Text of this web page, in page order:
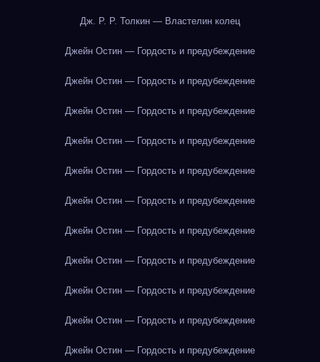
Дж. Р. Р. Толкин — Властелин колец
Джейн Остин — Гордость и предубеждение
Джейн Остин — Гордость и предубеждение
Джейн Остин — Гордость и предубеждение
Джейн Остин — Гордость и предубеждение
Джейн Остин — Гордость и предубеждение
Джейн Остин — Гордость и предубеждение
Джейн Остин — Гордость и предубеждение
Джейн Остин — Гордость и предубеждение
Джейн Остин — Гордость и предубеждение
Джейн Остин — Гордость и предубеждение
Джейн Остин — Гордость и предубеждение